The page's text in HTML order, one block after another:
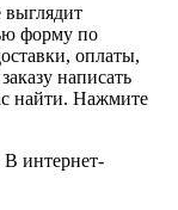
выглядит
форму по
оплаты,
написать
найти. Нажмите
интернет-